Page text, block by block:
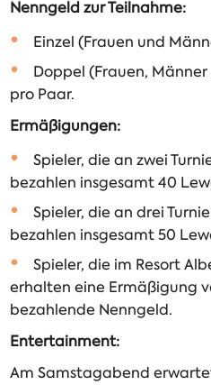
Nenngeld zur Teilnahme:
Einzel (Frauen und
Doppel (Frauen,
pro Paar.
Ermäßigungen:
Spieler, die an zwei
bezahlen insgesamt 40
Spieler, die an drei
bezahlen insgesamt 50
Spieler, die im Resort
erhalten eine Ermäßigung
bezahlende Nenngeld.
Entertainment:
Am Samstagabend